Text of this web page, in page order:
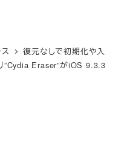
復元なしで初期化や入
”Cydia Eraser”がiOS 9.3.3